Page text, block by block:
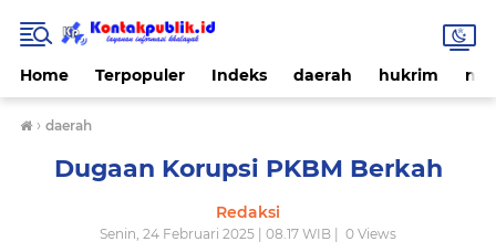
Home Terpopuler Indeks daerah hukrim
› daerah
Dugaan Korupsi PKBM Berkah
Redaksi
Senin, 24 Februari 2025 | 08.17 WIB | 0 Views